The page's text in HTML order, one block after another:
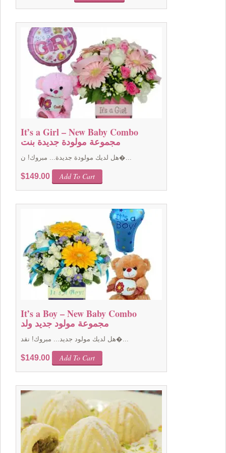
$89.00.
price
$79.00.
It’s a Girl – New Baby Combo
مجموعة مولودة جديدة بنت
هل لديك مولودة جديدة... مبروك! ن�...
$149.00 Add To Cart
It’s a Boy – New Baby Combo
مجموعة مولود جديد ولد
هل لديك مولود جديد... مبروك! نقد�...
$149.00 Add To Cart